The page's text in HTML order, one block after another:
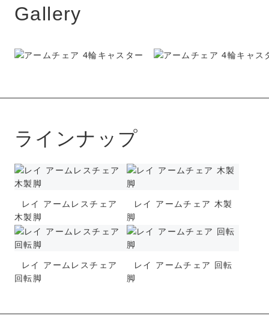
Gallery
ラインナップ
レイ アームレスチェア
木製脚
レイ アームチェア 木製
脚
レイ アームレスチェア
回転脚
レイ アームチェア 回転
脚